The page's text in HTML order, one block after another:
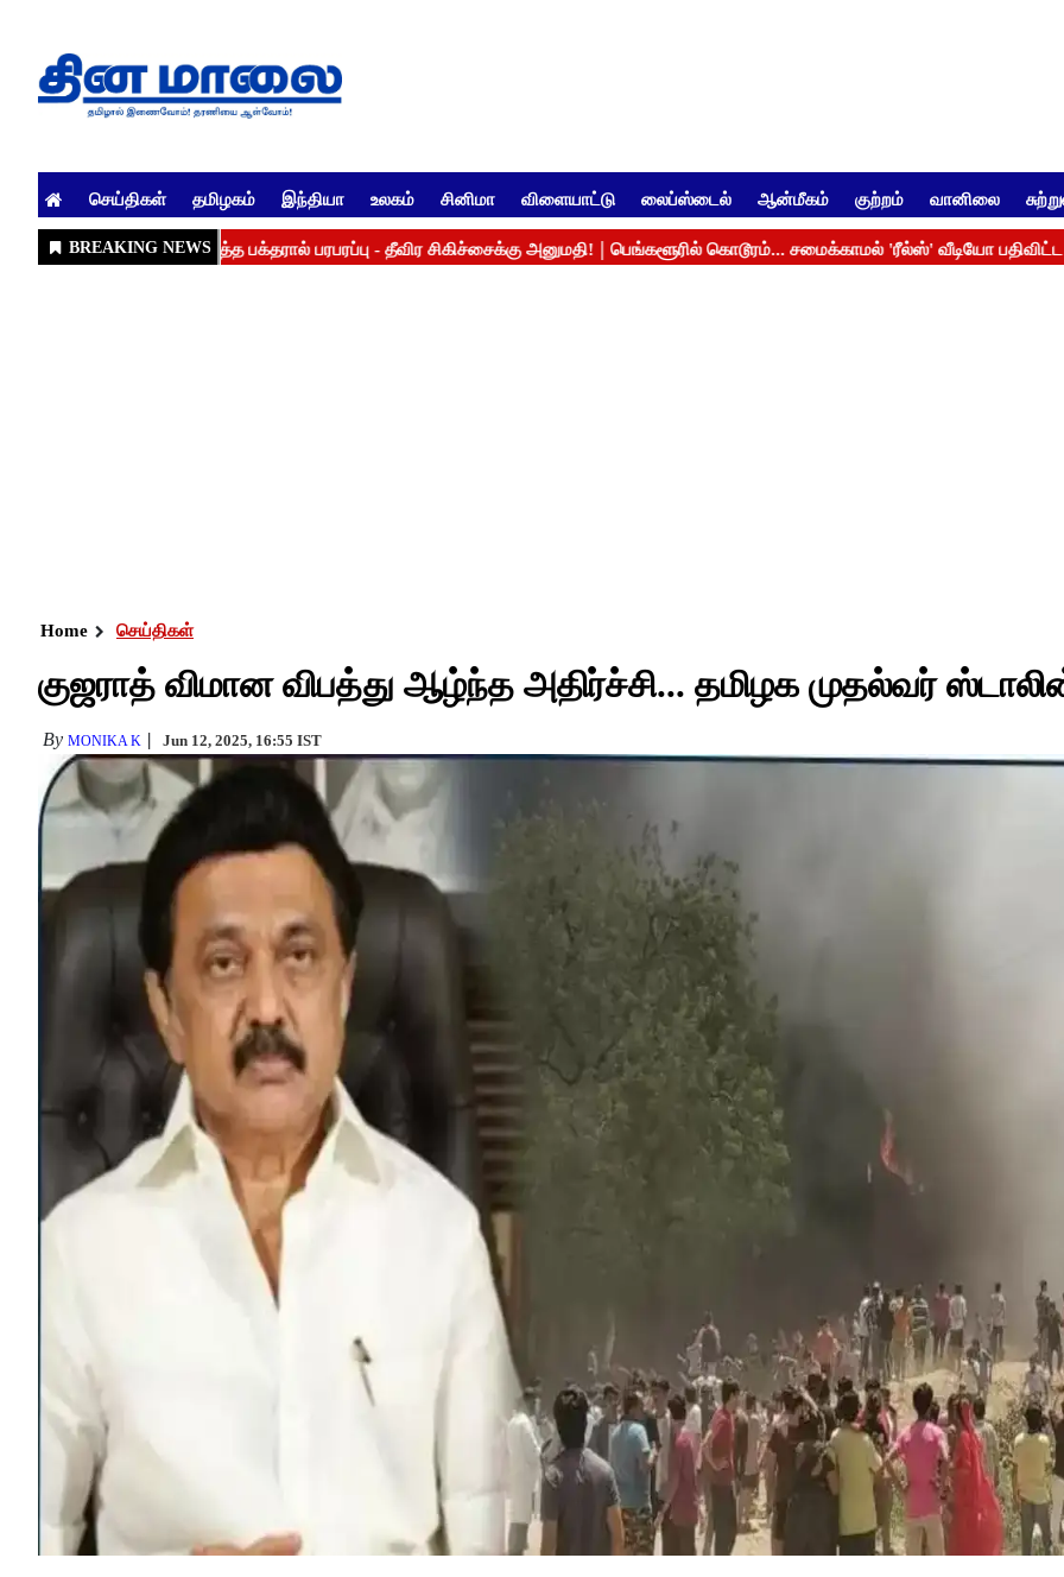
செய்திகள் தமிழகம் இந்தியா உலகம் சினிமா விளையாட்டு லைப்ஸ்டைல் ஆன்மீகம் குற்றம் வானிலை
Home செய்திகள்
குஜராத் விமான விபத்து ஆழ்ந்த அதிர்ச்சி... தமிழக முதல்வர்
By MONIKA K Jun 12, 2025, 16:55 IST